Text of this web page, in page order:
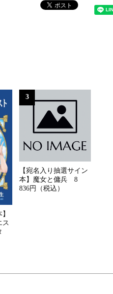
ス
3
【宛名入り抽選サイン
本】魔女と傭兵 8
836円（税込）